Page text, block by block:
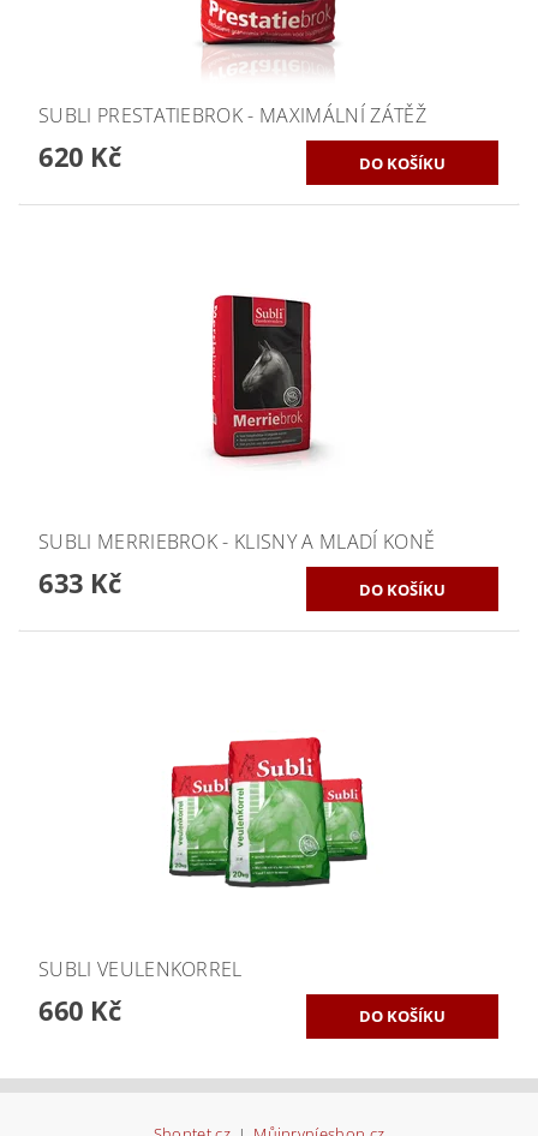
SUBLI PRESTATIEBROK - MAXIMÁLNÍ ZÁTĚŽ
620 Kč
SUBLI MERRIEBROK - KLISNY A MLADÍ KONĚ
633 Kč
SUBLI VEULENKORREL
660 Kč